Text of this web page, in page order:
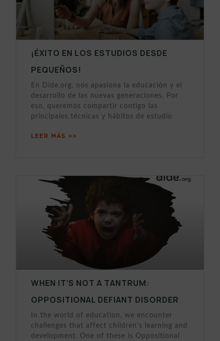
¡ÉXITO EN LOS ESTUDIOS DESDE
PEQUEÑOS!
En Dide.org, nos apasiona la educación y el
desarrollo de las nuevas generaciones. Por
eso, queremos compartir contigo las
principales técnicas y hábitos de estudio
LEER MÁS >>
WHEN IT’S NOT A TANTRUM:
OPPOSITIONAL DEFIANT DISORDER
In the world of education, we encounter
challenges that affect children’s learning and
development. One of these is Oppositional